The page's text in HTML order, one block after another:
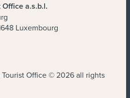
a.s.b.l.
Luxembourg
Office © 2026 all rights